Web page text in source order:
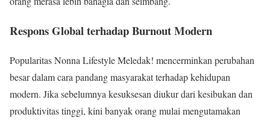
Respons Global terhadap Burnout Modern
Popularitas Nonna Lifestyle Meledak! mencerminkan perubahan
besar dalam cara pandang masyarakat terhadap kehidupan
modern. Jika sebelumnya kesuksesan diukur dari kesibukan dan
produktivitas tinggi, kini banyak orang mulai mengutamakan